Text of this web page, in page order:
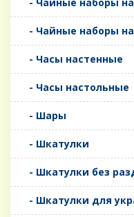
- Чайные наборы на
- Часы настенные
- Часы настольные
- Шары
- Шкатулки
- Шкатулки без
- Шкатулки для